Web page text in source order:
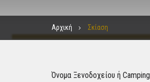
Αρχική Σκίαση
Όνομα Ξενοδοχείου ή Camping